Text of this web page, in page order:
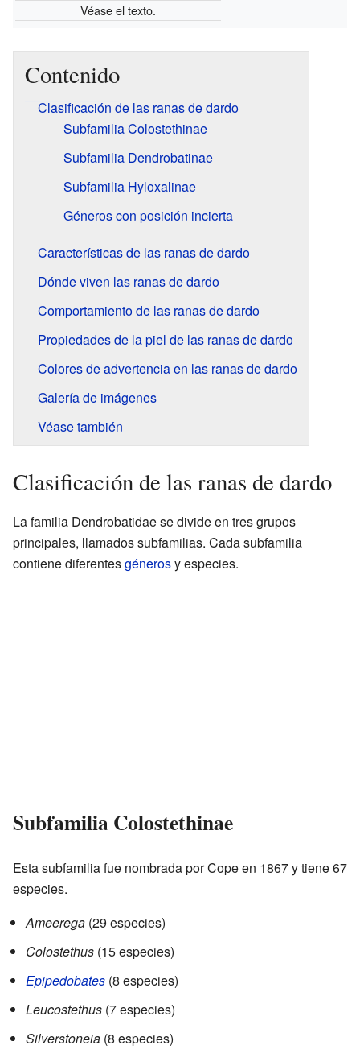
Véase el texto.
Contenido
Clasificación de las ranas de dardo
Subfamilia Colostethinae
Subfamilia Dendrobatinae
Subfamilia Hyloxalinae
Géneros con posición incierta
Características de las ranas de dardo
Dónde viven las ranas de dardo
Comportamiento de las ranas de dardo
Propiedades de la piel de las ranas de dardo
Colores de advertencia en las ranas de dardo
Galería de imágenes
Véase también
Clasificación de las ranas de dardo
La familia Dendrobatidae se divide en tres grupos
principales, llamados subfamilias. Cada subfamilia
contiene diferentesgénerosy especies.
Subfamilia Colostethinae
Esta subfamilia fue nombrada por Cope en 1867 y tiene 67
especies.
Ameerega (29 especies)
Colostethus (15 especies)
Epipedobates (8 especies)
Leucostethus (7 especies)
Silverstoneia (8 especies)